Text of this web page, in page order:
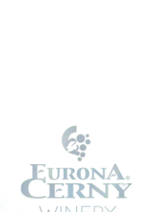
ANTI-FLASH
MAX 40H BURN